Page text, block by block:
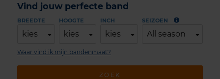
Vind jouw perfecte band
BREEDTE
kies
HOOGTE
kies
INCH
kies
SEIZOEN
All season
ZOEK
Waar vind ik mijn bandenmaat?